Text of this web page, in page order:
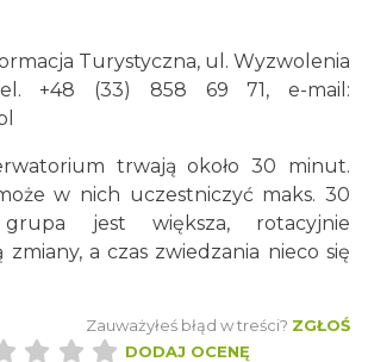
Turystyczna, ul. Wyzwolenia
+48 (33) 858 69 71, e-mail:
trwają około 30 minut.
w nich uczestniczyć maks. 30
jest większa, rotacyjnie
a czas zwiedzania nieco się
Zauważyłeś błąd w treści? ZGŁOŚ
DODAJ OCENĘ